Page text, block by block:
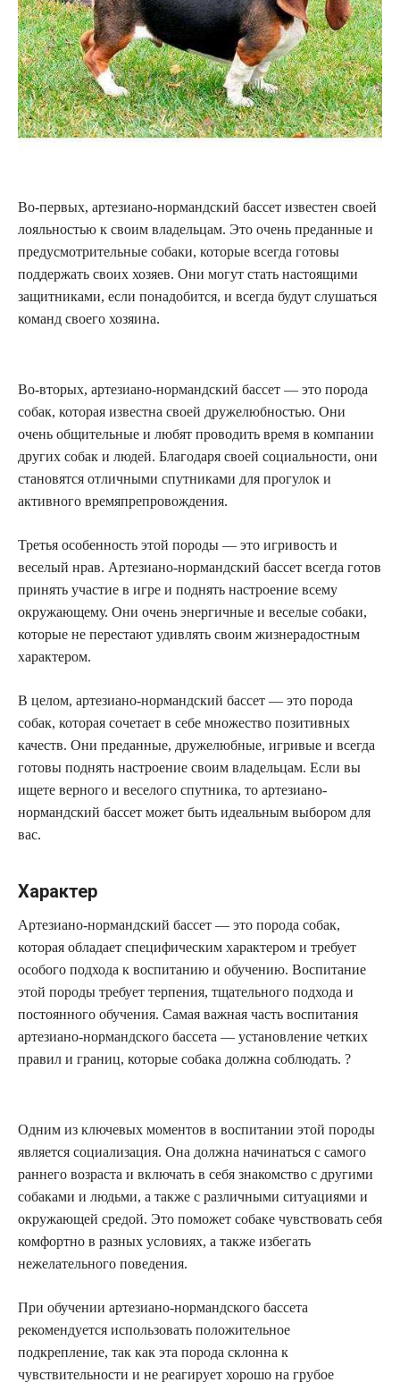
Во-первых, артезиано-нормандский бассет известен своей
лояльностью к своим владельцам. Это очень преданные и
предусмотрительные собаки, которые всегда готовы
поддержать своих хозяев. Они могут стать настоящими
защитниками, если понадобится, и всегда будут слушаться
команд своего хозяина.
Во-вторых, артезиано-нормандский бассет — это порода
собак, которая известна своей дружелюбностью. Они
очень общительные и любят проводить время в компании
других собак и людей. Благодаря своей социальности, они
становятся отличными спутниками для прогулок и
активного времяпрепровождения.
Третья особенность этой породы — это игривость и
веселый нрав. Артезиано-нормандский бассет всегда готов
принять участие в игре и поднять настроение всему
окружающему. Они очень энергичные и веселые собаки,
которые не перестают удивлять своим жизнерадостным
характером.
В целом, артезиано-нормандский бассет — это порода
собак, которая сочетает в себе множество позитивных
качеств. Они преданные, дружелюбные, игривые и всегда
готовы поднять настроение своим владельцам. Если вы
ищете верного и веселого спутника, то артезиано-
нормандский бассет может быть идеальным выбором для
вас.
Характер
Артезиано-нормандский бассет — это порода собак,
которая обладает специфическим характером и требует
особого подхода к воспитанию и обучению. Воспитание
этой породы требует терпения, тщательного подхода и
постоянного обучения. Самая важная часть воспитания
артезиано-нормандского бассета — установление четких
правил и границ, которые собака должна соблюдать. ?
Одним из ключевых моментов в воспитании этой породы
является социализация. Она должна начинаться с самого
раннего возраста и включать в себя знакомство с другими
собаками и людьми, а также с различными ситуациями и
окружающей средой. Это поможет собаке чувствовать себя
комфортно в разных условиях, а также избегать
нежелательного поведения.
При обучении артезиано-нормандского бассета
рекомендуется использовать положительное
подкрепление, так как эта порода склонна к
чувствительности и не реагирует хорошо на грубое